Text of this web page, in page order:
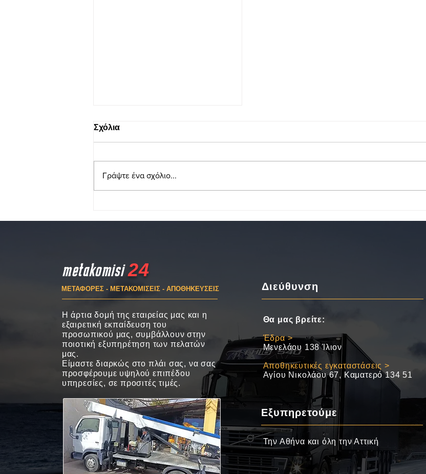
Σχόλια
Γράψτε ένα σχόλιο...
metakomisi 24
ΜΕΤΑΦΟΡΕΣ - ΜΕΤΑΚΟΜΙΣΕΙΣ - ΑΠΟΘΗΚΕΥΣΕΙΣ
Η άρτια δομή της εταιρείας μας και η
εξαιρετική εκπαίδευση του
προσωπικού μας, συμβάλλουν στην
ποιοτική εξυπηρέτηση των πελατών
μας.
Είμαστε διαρκώς στο πλάι σας, να σας
προσφέρουμε υψηλού επιπέδου
υπηρεσίες, σε προσιτές τιμές.
Διεύθυνση
Θα μας βρείτε:
Έδρα >
Μενελάου 138 Ίλιον
Αποθηκευτικές εγκαταστάσεις >
Αγίου Νικολάου 67, Καματερό 134 51
Εξυπηρετούμε
Την Αθήνα και όλη την Αττική